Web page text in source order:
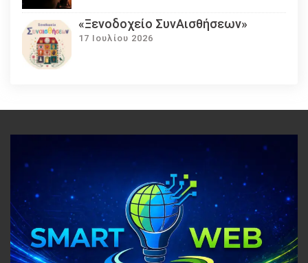
«Ξενοδοχείο ΣυνΑισθήσεων»
17 Ιουλίου 2026